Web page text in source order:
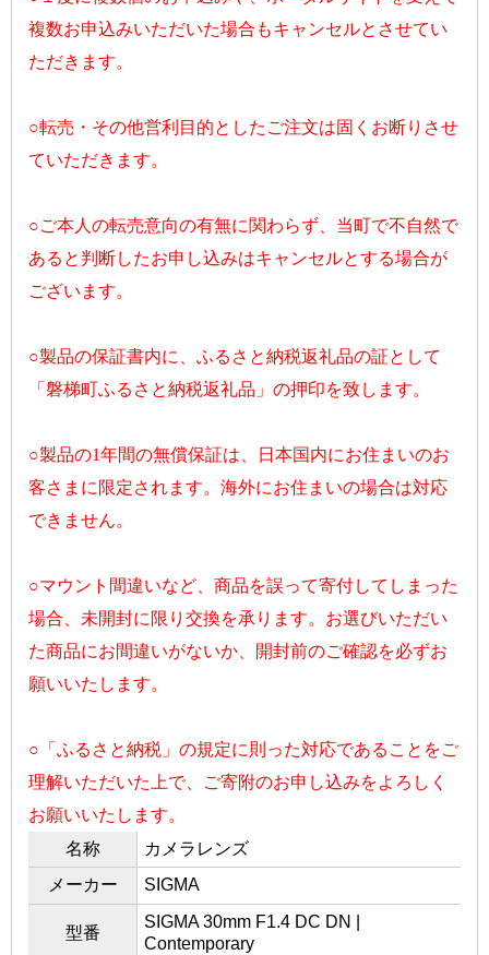
複数お申込みいただいた場合もキャンセルとさせてい
ただきます。
○転売・その他営利目的としたご注文は固くお断りさせ
ていただきます。
○ご本人の転売意向の有無に関わらず、当町で不自然で
あると判断したお申し込みはキャンセルとする場合が
ございます。
○製品の保証書内に、ふるさと納税返礼品の証として
「磐梯町ふるさと納税返礼品」の押印を致します。
○製品の1年間の無償保証は、日本国内にお住まいのお
客さまに限定されます。海外にお住まいの場合は対応
できません。
○マウント間違いなど、商品を誤って寄付してしまった
場合、未開封に限り交換を承ります。お選びいただい
た商品にお間違いがないか、開封前のご確認を必ずお
願いいたします。
○「ふるさと納税」の規定に則った対応であることをご
理解いただいた上で、ご寄附のお申し込みをよろしく
お願いいたします。
名称
カメラレンズ
メーカー
SIGMA
型番
SIGMA 30mm F1.4 DC DN |
Contemporary